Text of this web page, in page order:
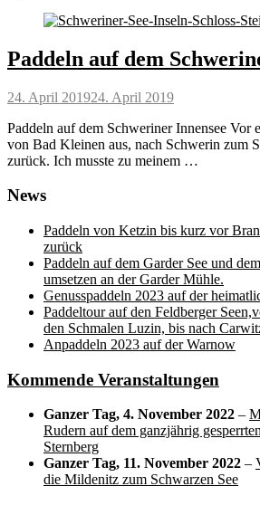
Paddeln auf dem
Posted
24. April 201924. April 2019
Paddeln auf dem Schweriner Innensee Vor
von Bad Kleinen aus, nach Schwerin zum
zurück. Ich musste zu meinem …
News
Paddeln von Ketzin bis kurz vor
zurück
Paddeln auf dem Garder See und
umsetzen an der Garder Mühle.
Genusspaddeln 2023 auf der
Paddeltour auf den Feldberger
den Schmalen Luzin, bis nach
Anpaddeln 2023 auf der Warnow
Kommende Veranstaltungen
Ganzer Tag, 4. November 2022 –
Rudern auf dem ganzjährig
Sternberg
Ganzer Tag, 11. November 2022 –
die Mildenitz zum Schwarzen See